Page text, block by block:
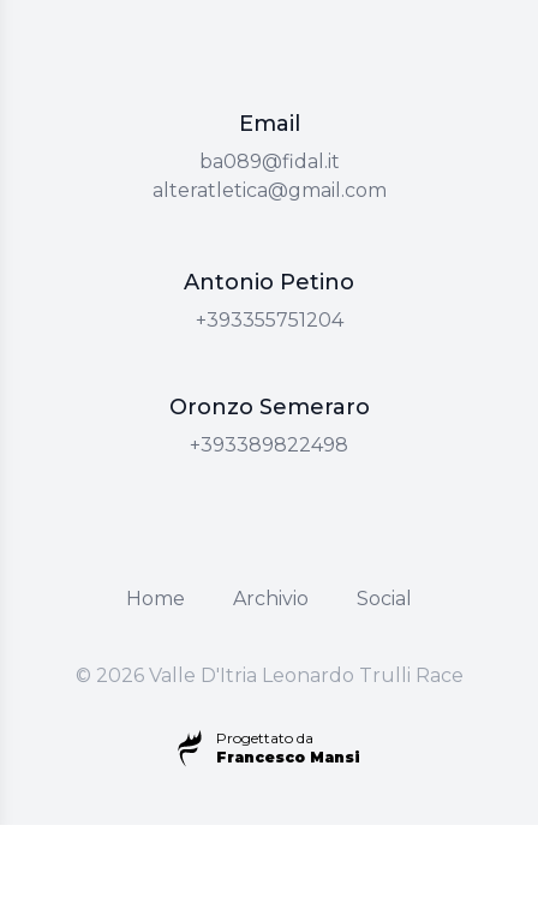
Email
ba089@fidal.it
alteratletica@gmail.com
Antonio Petino
+393355751204
Oronzo Semeraro
+393389822498
Home Archivio Social
© 2026 Valle D'Itria Leonardo Trulli Race
Progettato da
Francesco Mansi